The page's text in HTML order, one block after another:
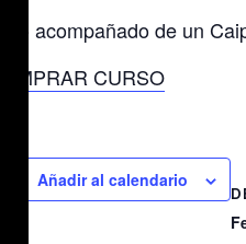
Todo acompañado de un
COMPRAR CURSO
Añadir al calendario